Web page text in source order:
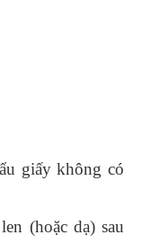
giấy không có
(hoặc dạ) sau